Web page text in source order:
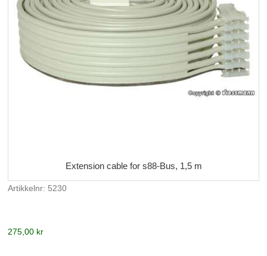
Extension cable for s88-Bus, 1,5 m
Artikkelnr: 5230
275,00 kr